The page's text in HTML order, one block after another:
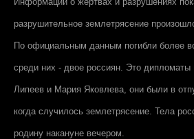
разрушительное землетрясение
По официальным данным погибли более
среди них - двое россиян. Это дипломаты
Липеев и Мария Яковлева, они были в
когда случилось землетрясение. Тела
родину накануне вечером.